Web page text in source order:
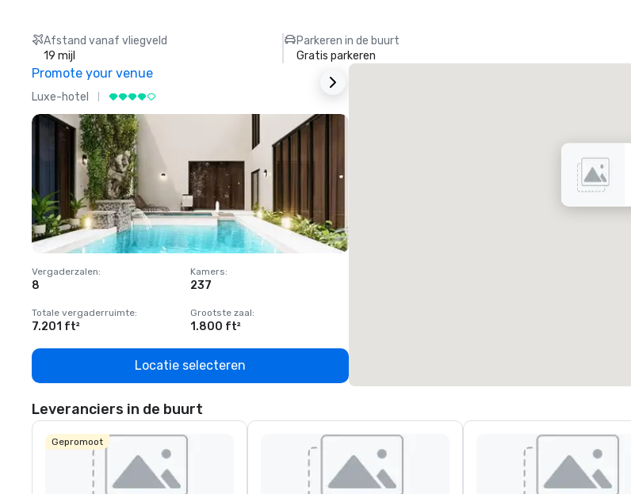
Afstand vanaf vliegveld
19 mijl
Parkeren in de buurt
Gratis parkeren
Promote your venue
Luxe-hotel
Vergaderzalen:
8
Kamers:
237
Totale vergaderruimte:
7.201 ft²
Grootste zaal:
1.800 ft²
Locatie selecteren
Leveranciers in de buurt
Gepromoot